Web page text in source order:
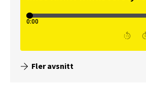
Fler avsnitt